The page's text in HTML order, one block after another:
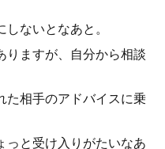
ないとなあと。
りますが、自分から相談
た相手のアドバイスに乗
っと受け入りがたいなあ